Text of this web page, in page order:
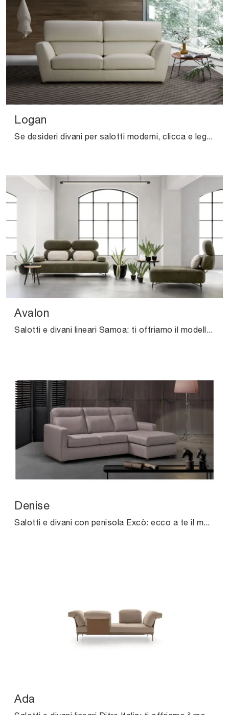
Logan
Se desideri divani per salotti moderni, clicca e leggi di più sul modello Logan in pelle dell'azienda Excò.
Avalon
Denise
Salotti e divani con penisola Excò: ecco a te il modello Denise in tessuto per impreziosire la zona giorno.
Ada